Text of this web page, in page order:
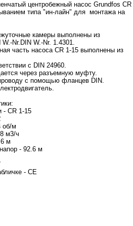
центробежный насос Grundfos CR
типа "ин-лайн" для монтажа на
камеры выполнены из
Nr.DIN W.-Nr. 1.4301.
часть насоса CR 1-15 выполнены из
с DIN 24960.
через разъемную муфту.
с помощью фланцев DIN.
- CR 1-15
об/м
м3/ч
м
- 92.6 м
- CE